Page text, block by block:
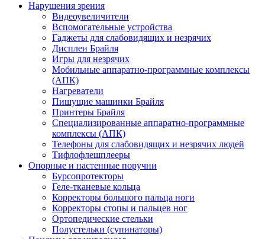
Нарушения зрения
Видеоувеличители
Вспомогательные устройства
Гаджеты для слабовидящих и незрячих
Дисплеи Брайля
Игры для незрячих
Мобильные аппаратно-программные комплексы
(АПК)
Нагреватели
Пишущие машинки Брайля
Принтеры Брайля
Специализированные аппаратно-программные
комплексы (АПК)
Телефоны для слабовидящих и незрячих людей
Тифлофлешплееры
Опорные и настенные поручни
Бурсопротекторы
Геле-тканевые кольца
Корректоры большого пальца ноги
Корректоры стопы и пальцев ног
Ортопедические стельки
Полустельки (супинаторы)